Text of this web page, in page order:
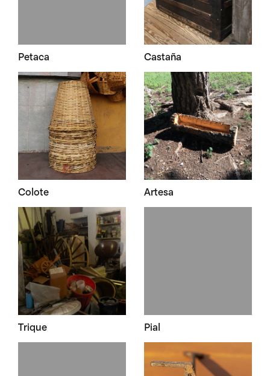
Petaca Castaña
Colote Artesa
Trique Pial